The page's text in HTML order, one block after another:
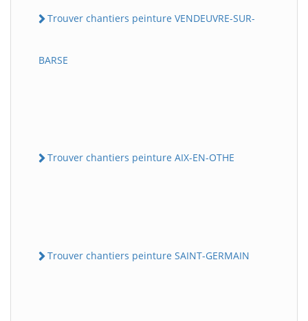
Trouver chantiers peinture VENDEUVRE-SUR-
BARSE
Trouver chantiers peinture AIX-EN-OTHE
Trouver chantiers peinture SAINT-GERMAIN